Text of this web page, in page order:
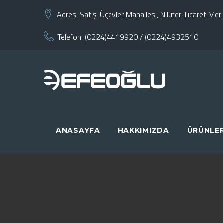
Adres: Satış: Üçevler Mahallesi, Nilüfer Ticaret
Telefon: (0224)4419920/ (0224)4932510
ANASAYFA HAKKIMIZDA